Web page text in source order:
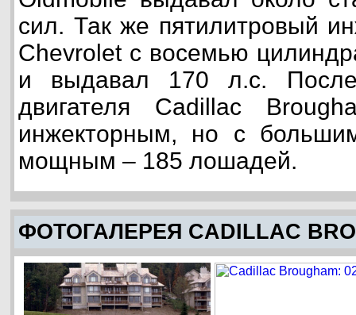
сил. Так же пятилитровый
Chevrolet с восемью
и выдавал 170 л.с.
двигателя Cadillac
инжекторным, но с
мощным – 185 лошадей.
ФОТОГАЛЕРЕЯ CADILLAC